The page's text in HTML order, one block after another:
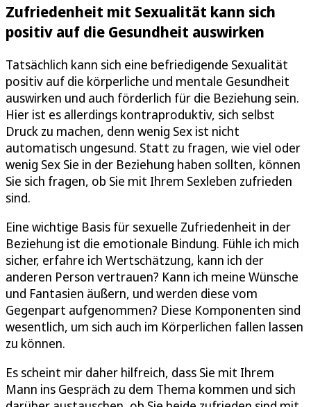
Zufriedenheit mit Sexualität kann sich
positiv auf die Gesundheit auswirken
Tatsächlich kann sich eine befriedigende Sexualität
positiv auf die körperliche und mentale Gesundheit
auswirken und auch förderlich für die Beziehung sein.
Hier ist es allerdings kontraproduktiv, sich selbst
Druck zu machen, denn wenig Sex ist nicht
automatisch ungesund. Statt zu fragen, wie viel oder
wenig Sex Sie in der Beziehung haben sollten, können
Sie sich fragen, ob Sie mit Ihrem Sexleben zufrieden
sind.
Eine wichtige Basis für sexuelle Zufriedenheit in der
Beziehung ist die emotionale Bindung. Fühle ich mich
sicher, erfahre ich Wertschätzung, kann ich der
anderen Person vertrauen? Kann ich meine Wünsche
und Fantasien äußern, und werden diese vom
Gegenpart aufgenommen? Diese Komponenten sind
wesentlich, um sich auch im Körperlichen fallen lassen
zu können.
Es scheint mir daher hilfreich, dass Sie mit Ihrem
Mann ins Gespräch zu dem Thema kommen und sich